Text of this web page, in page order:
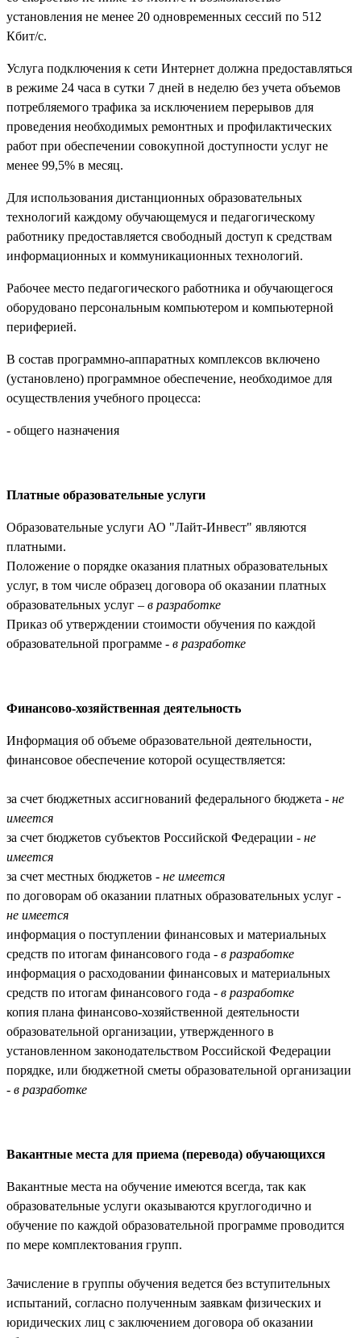
установления не менее 20 одновременных сессий по 512
Кбит/с.
Услуга подключения к сети Интернет должна предоставляться
в режиме 24 часа в сутки 7 дней в неделю без учета объемов
потребляемого трафика за исключением перерывов для
проведения необходимых ремонтных и профилактических
работ при обеспечении совокупной доступности услуг не
менее 99,5% в месяц.
Для использования дистанционных образовательных
технологий каждому обучающемуся и педагогическому
работнику предоставляется свободный доступ к средствам
информационных и коммуникационных технологий.
Рабочее место педагогического работника и обучающегося
оборудовано персональным компьютером и компьютерной
периферией.
В состав программно-аппаратных комплексов включено
(установлено) программное обеспечение, необходимое для
осуществления учебного процесса:
- общего назначения
Платные образовательные услуги
Образовательные услуги АО "Лайт-Инвест" являются
платными.
Положение о порядке оказания платных образовательных
услуг, в том числе образец договора об оказании платных
образовательных услуг – в разработке
Приказ об утверждении стоимости обучения по каждой
образовательной программе - в разработке
Финансово-хозяйственная деятельность
Информация об объеме образовательной деятельности,
финансовое обеспечение которой осуществляется:
за счет бюджетных ассигнований федерального бюджета - не
имеется
за счет бюджетов субъектов Российской Федерации - не
имеется
за счет местных бюджетов - не имеется
по договорам об оказании платных образовательных услуг -
не имеется
информация о поступлении финансовых и материальных
средств по итогам финансового года - в разработке
информация о расходовании финансовых и материальных
средств по итогам финансового года - в разработке
копия плана финансово-хозяйственной деятельности
образовательной организации, утвержденного в
установленном законодательством Российской Федерации
порядке, или бюджетной сметы образовательной организации
- в разработке
Вакантные места для приема (перевода) обучающихся
Вакантные места на обучение имеются всегда, так как
образовательные услуги оказываются круглогодично и
обучение по каждой образовательной программе проводится
по мере комплектования групп.
Зачисление в группы обучения ведется без вступительных
испытаний, согласно полученным заявкам физических и
юридических лиц с заключением договора об оказании